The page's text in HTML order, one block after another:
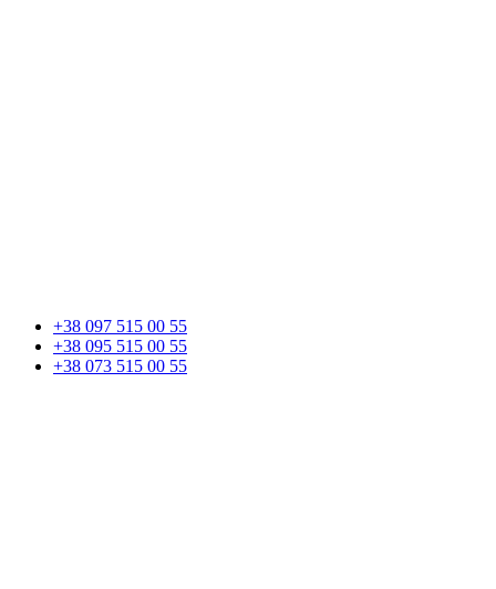
+38 097 515 00 55
+38 095 515 00 55
+38 073 515 00 55